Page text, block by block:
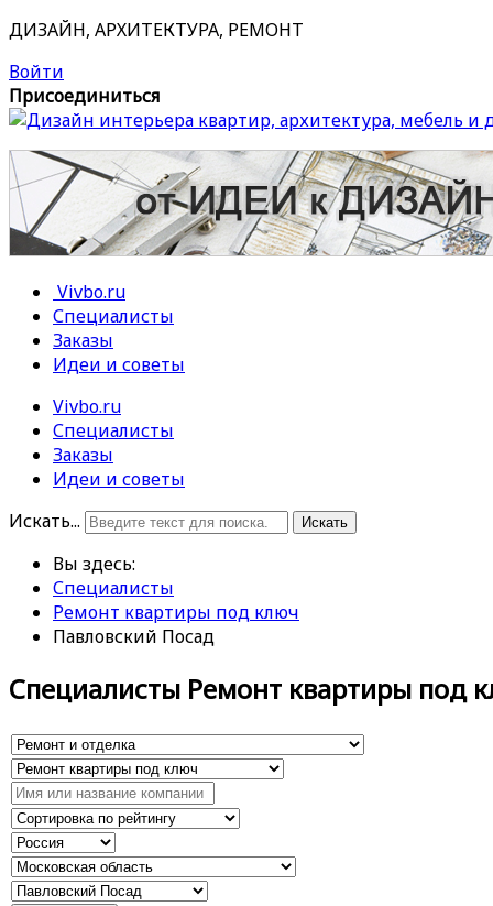
ДИЗАЙН, АРХИТЕКТУРА, РЕМОНТ
Войти
Присоединиться
Vivbo.ru
Специалисты
Заказы
Идеи и советы
Vivbo.ru
Специалисты
Заказы
Идеи и советы
Искать...
Искать
Вы здесь:
Специалисты
Ремонт квартиры под ключ
Павловский Посад
Специалисты Ремонт квартиры под